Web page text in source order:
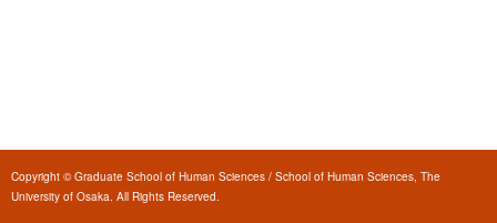
Copyright © Graduate School of Human Sciences / School of Human Sciences, The
University of Osaka. All Rights Reserved.